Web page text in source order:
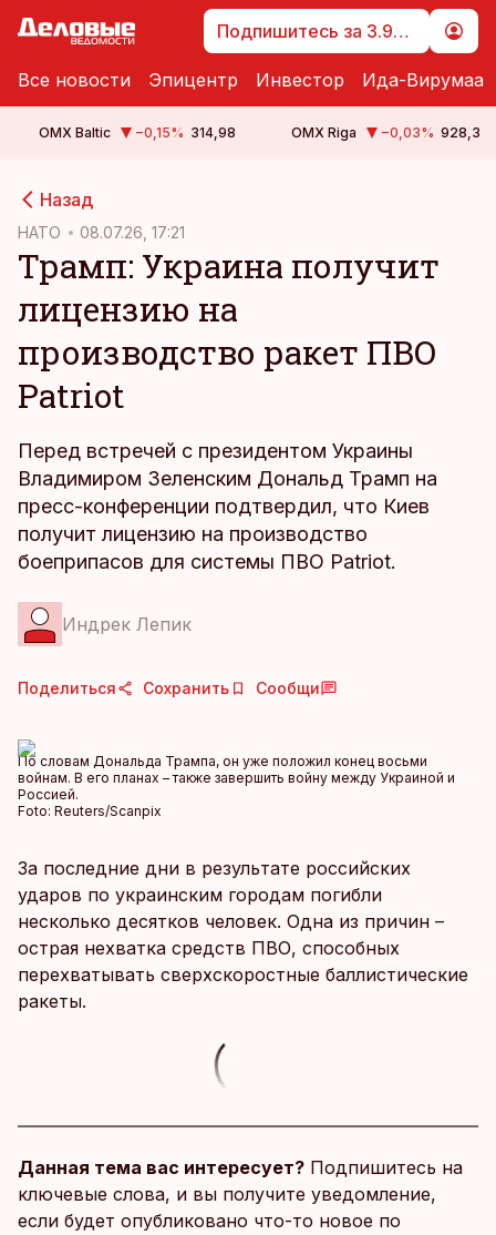
Подпишитесь за 3.99 €
Все новости Эпицентр Инвестор Ида-Вирумаа
OMX Baltic −0,15% 314,98 OMX Riga −0,03% 928,3
Назад
НАТО 08.07.26, 17:21
Трамп: Украина получит
лицензию на
производство ракет ПВО
Patriot
Перед встречей с президентом Украины
Владимиром Зеленским Дональд Трамп на
пресс-конференции подтвердил, что Киев
получит лицензию на производство
боеприпасов для системы ПВО Patriot.
Индрек Лепик
Поделиться Сохранить Сообщи
По словам Дональда Трампа, он уже положил конец восьми
войнам. В его планах – также завершить войну между Украиной и
Россией.
Foto: Reuters/Scanpix
За последние дни в результате российских
ударов по украинским городам погибли
несколько десятков человек. Одна из причин –
острая нехватка средств ПВО, способных
перехватывать сверхскоростные баллистические
ракеты.
Данная тема вас интересует? Подпишитесь на
ключевые слова, и вы получите уведомление,
если будет опубликовано что-то новое по